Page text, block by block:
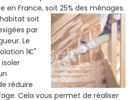
en France, soit 25% des ménages.
soit
par
Le
1€"
isoler
réduire
Cela vous permet de réaliser